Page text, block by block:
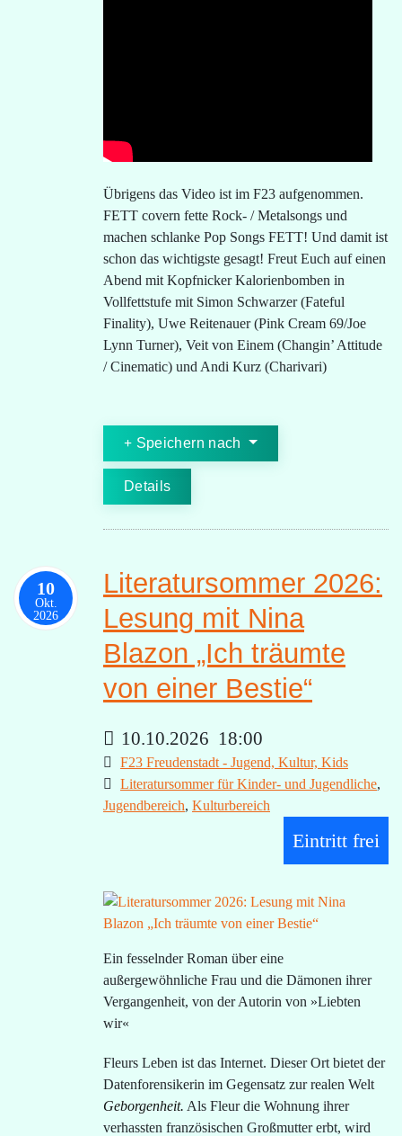
Übrigens das Video ist im F23 aufgenommen.
FETT covern fette Rock- / Metalsongs und
machen schlanke Pop Songs FETT! Und damit ist
schon das wichtigste gesagt! Freut Euch auf einen
Abend mit Kopfnicker Kalorienbomben in
Vollfettstufe mit Simon Schwarzer (Fateful
Finality), Uwe Reitenauer (Pink Cream 69/Joe
Lynn Turner), Veit von Einem (Changin’ Attitude
/ Cinematic) und Andi Kurz (Charivari)
Speichern nach
Details
10
Okt.
2026
Literatursommer 2026:
Lesung mit Nina
Blazon „Ich träumte
von einer Bestie“
10.10.2026 18:00
F23 Freudenstadt - Jugend, Kultur, Kids
Literatursommer für Kinder- und Jugendliche,
Jugendbereich, Kulturbereich
Eintritt frei
Ein fesselnder Roman über eine
außergewöhnliche Frau und die Dämonen ihrer
Vergangenheit, von der Autorin von »Liebten
wir«
Fleurs Leben ist das Internet. Dieser Ort bietet der
Datenforensikerin im Gegensatz zur realen Welt
Geborgenheit. Als Fleur die Wohnung ihrer
verhassten französischen Großmutter erbt, wird